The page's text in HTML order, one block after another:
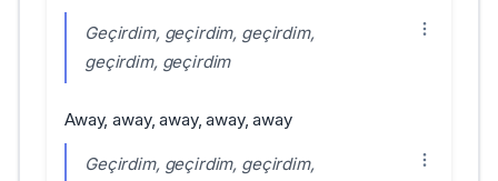
Geçirdim, geçirdim, geçirdim,
geçirdim, geçirdim
Away, away, away, away, away
Geçirdim, geçirdim, geçirdim,